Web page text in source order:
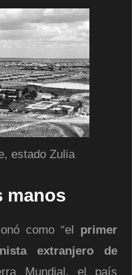
estado Zulia
manos
como “el primer
extranjero de
Mundial, el país